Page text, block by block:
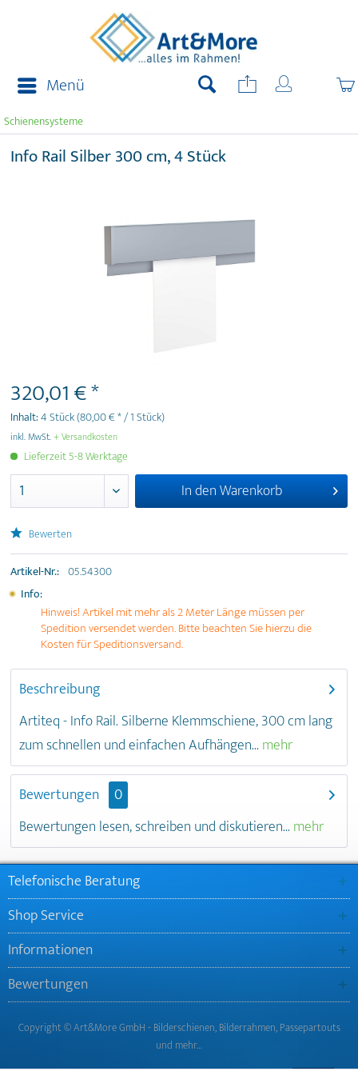
Menü
Schienensysteme
Info Rail Silber 300 cm, 4 Stück
320,01 € *
Inhalt:4 Stück(80,00 € * / 1 Stück)
inkl. MwSt.+ Versandkosten
Lieferzeit 5-8 Werktage
In denWarenkorb
Bewerten
Artikel-Nr.: 05.54300
Info:
Hinweis! Artikel mit mehr als 2 Meter Länge müssen per
Spedition versendet werden. Bitte beachten Sie hierzu die
Kosten für Speditionsversand.
Beschreibung
Artiteq - Info Rail. Silberne Klemmschiene, 300 cm lang
zum schnellen und einfachen Aufhängen... mehr
Bewertungen
0
Bewertungen lesen, schreiben und diskutieren... mehr
Telefonische Beratung
Shop Service
Informationen
Bewertungen
Copyright © Art&More GmbH - Bilderschienen, Bilderrahmen, Passepartouts
und mehr…